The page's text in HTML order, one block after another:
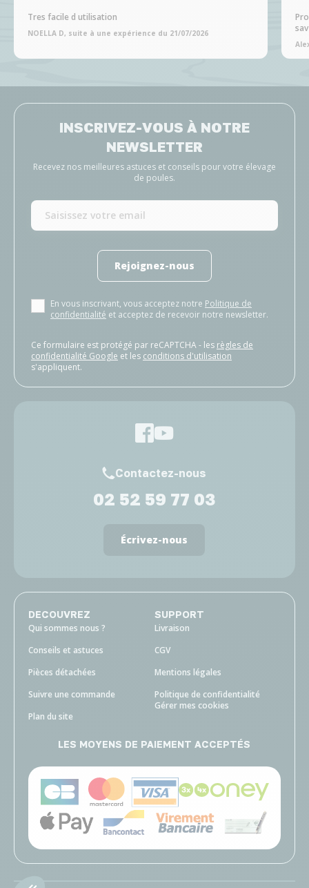
Tres facile d utilisation
NOELLA D, suite à une expérience du 21/07/2026
INSCRIVEZ-VOUS À NOTRE
NEWSLETTER
Recevez nos meilleures astuces et conseils pour votre élevage
de poules.
Rejoignez-nous
En vous inscrivant, vous acceptez notre Politique de
confidentialité et acceptez de recevoir notre newsletter.
Ce formulaire est protégé par reCAPTCHA - les règles de
confidentialité Google et les conditions d'utilisation
s'appliquent.
Contactez-nous
02 52 59 77 03
Écrivez-nous
DECOUVREZ
Qui sommes nous ?
Conseils et astuces
Pièces détachées
Suivre une commande
Plan du site
SUPPORT
Livraison
CGV
Mentions légales
Politique de confidentialité
Gérer mes cookies
LES MOYENS DE PAIEMENT ACCEPTÉS